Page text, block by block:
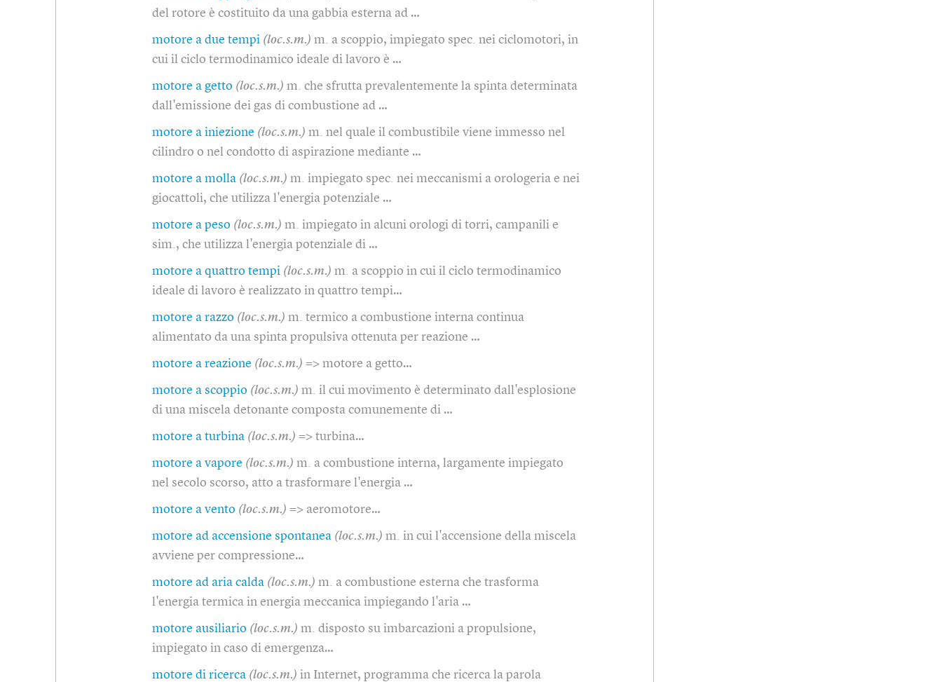
del rotore è costituito da una gabbia esterna ad …
motore a due tempi (loc.s.m.) m. a scoppio, impiegato spec. nei ciclomotori, in
cui il ciclo termodinamico ideale di lavoro è …
motore a getto (loc.s.m.) m. che sfrutta prevalentemente la spinta determinata
dall'emissione dei gas di combustione ad …
motore a iniezione (loc.s.m.) m. nel quale il combustibile viene immesso nel
cilindro o nel condotto di aspirazione mediante …
motore a molla (loc.s.m.) m. impiegato spec. nei meccanismi a orologeria e nei
giocattoli, che utilizza l'energia potenziale …
motore a peso (loc.s.m.) m. impiegato in alcuni orologi di torri, campanili e
sim., che utilizza l'energia potenziale di …
motore a quattro tempi (loc.s.m.) m. a scoppio in cui il ciclo termodinamico
ideale di lavoro è realizzato in quattro tempi…
motore a razzo (loc.s.m.) m. termico a combustione interna continua
alimentato da una spinta propulsiva ottenuta per reazione …
motore a reazione (loc.s.m.) => motore a getto…
motore a scoppio (loc.s.m.) m. il cui movimento è determinato dall'esplosione
di una miscela detonante composta comunemente di …
motore a turbina (loc.s.m.) => turbina…
motore a vapore (loc.s.m.) m. a combustione interna, largamente impiegato
nel secolo scorso, atto a trasformare l'energia …
motore a vento (loc.s.m.) => aeromotore…
motore ad accensione spontanea (loc.s.m.) m. in cui l'accensione della miscela
avviene per compressione…
motore ad aria calda (loc.s.m.) m. a combustione esterna che trasforma
l'energia termica in energia meccanica impiegando l'aria …
motore ausiliario (loc.s.m.) m. disposto su imbarcazioni a propulsione,
impiegato in caso di emergenza…
motore di ricerca (loc.s.m.) in Internet, programma che ricerca la parola